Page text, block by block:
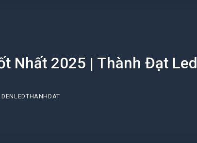
Nhất 2025 | Thành Đạt Led
DENLEDTHANHDAT